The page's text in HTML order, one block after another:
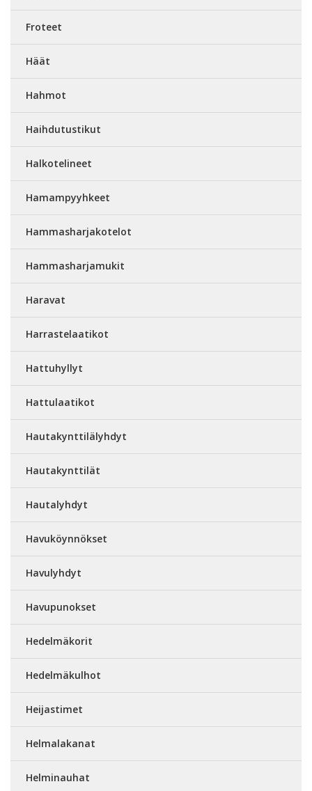
Froteet
Häät
Hahmot
Haihdutustikut
Halkotelineet
Hamampyyhkeet
Hammasharjakotelot
Hammasharjamukit
Haravat
Harrastelaatikot
Hattuhyllyt
Hattulaatikot
Hautakynttilälyhdyt
Hautakynttilät
Hautalyhdyt
Havuköynnökset
Havulyhdyt
Havupunokset
Hedelmäkorit
Hedelmäkulhot
Heijastimet
Helmalakanat
Helminauhat